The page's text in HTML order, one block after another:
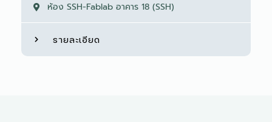
ห้อง SSH-Fablab อาคาร 18 (SSH)
รายละเอียด